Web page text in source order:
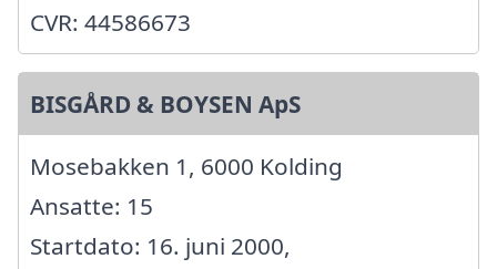
CVR: 44586673
BISGÅRD & BOYSEN ApS
Mosebakken 1, 6000 Kolding
Ansatte: 15
Startdato: 16. juni 2000,